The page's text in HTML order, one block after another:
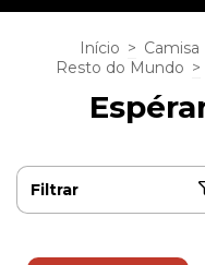
Início > Camisa
Resto do Mundo >
Filtrar